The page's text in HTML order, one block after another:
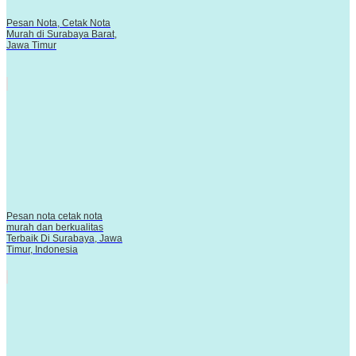
Pesan Nota, Cetak Nota
Murah di Surabaya Barat,
Jawa Timur
Pesan nota cetak nota
murah dan berkualitas
Terbaik Di Surabaya, Jawa
Timur, Indonesia